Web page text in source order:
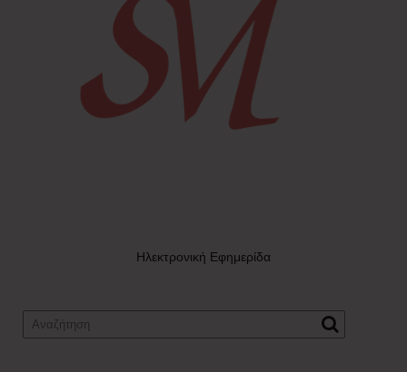
Ηλεκτρονική Εφημερίδα